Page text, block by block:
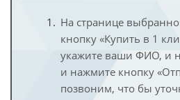
На странице
кнопку «Купить в 1
укажите ваши ФИО, и
и нажмите кнопку
позвоним, что бы